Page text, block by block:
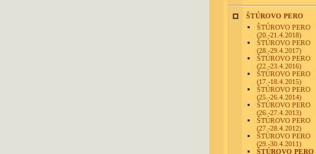
ŠTÚROVO PERO
ŠTÚROVO PERO
(20.-21.4.2018)
ŠTÚROVO PERO
(28.-29.4.2017)
ŠTÚROVO PERO
(22.-23.4.2016)
ŠTÚROVO PERO
(17.-18.4.2015)
ŠTÚROVO PERO
(25.-26.4.2014)
ŠTÚROVO PERO
(26.-27.4.2013)
ŠTÚROVO PERO
(27.-28.4.2012)
ŠTÚROVO PERO
(29.-30.4.2011)
ŠTÚROVO PERO